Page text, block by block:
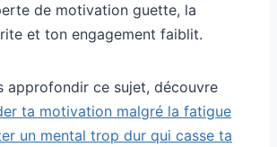
de motivation guette, la
et ton engagement faiblit.
approfondir ce sujet, découvre
ta motivation malgré la fatigue
un mental trop dur qui casse ta